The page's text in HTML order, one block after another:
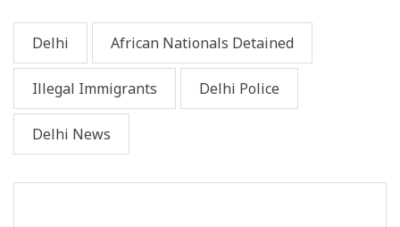
Delhi African Nationals Detained
Illegal Immigrants Delhi Police
Delhi News